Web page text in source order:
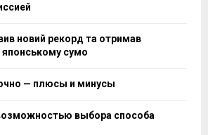
новий рекорд та отримав
японському сумо
— плюсы и минусы
выбора способа